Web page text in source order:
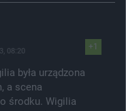
+1
08:20
była urządzona
a scena
środku. Wigilia